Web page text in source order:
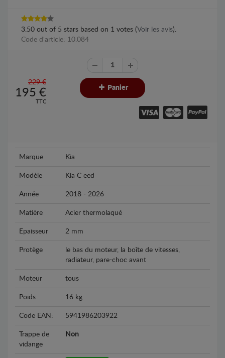
3.50 out of 5 stars based on 1 votes (Voir les avis).
Code d'article: 10.084
229 €
195 €
TTC
Panier
Marque Kia
Modèle Kia C eed
Année 2018 - 2026
Matière Acier thermolaqué
Epaisseur 2 mm
Protège
le bas du moteur, la boîte de vitesses,
radiateur, pare-choc avant
Moteur tous
Poids 16 kg
Code EAN: 5941986203922
Trappe de
vidange
Non